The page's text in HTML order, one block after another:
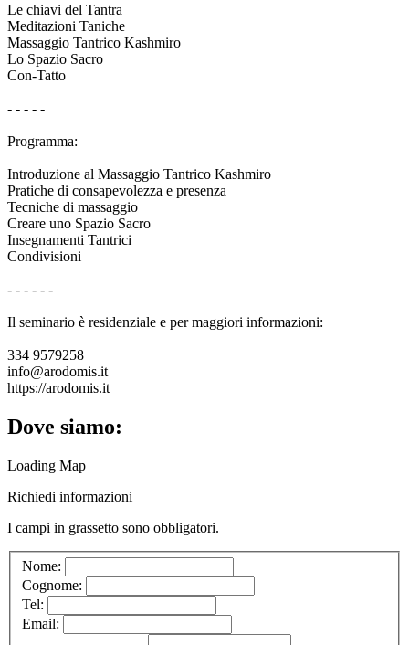
Le chiavi del Tantra
Meditazioni Taniche
Massaggio Tantrico Kashmiro
Lo Spazio Sacro
Con-Tatto
- - - - -
Programma:
Introduzione al Massaggio Tantrico Kashmiro
Pratiche di consapevolezza e presenza
Tecniche di massaggio
Creare uno Spazio Sacro
Insegnamenti Tantrici
Condivisioni
- - - - - -
Il seminario è residenziale e per maggiori informazioni:
334 9579258
info@arodomis.it
https://arodomis.it
Dove siamo:
Loading Map
Richiedi informazioni
I campi in grassetto sono obbligatori.
Nome:
Cognome:
Tel:
Email: